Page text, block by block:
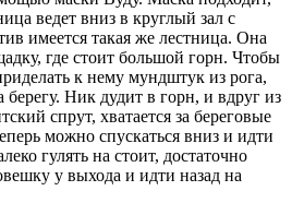
ведет вниз в круглый зал с
имеется такая же лестница. Она
где стоит большой горн. Чтобы
к нему мундштук из рога,
Ник дудит в горн, и вдруг из
спрут, хватается за береговые
можно спускаться вниз и идти
гулять на стоит, достаточно
у выхода и идти назад на